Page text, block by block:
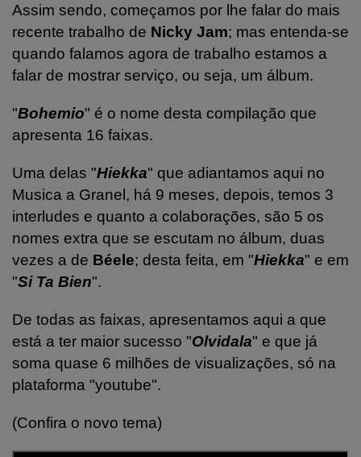
Assim sendo, começamos por lhe falar do mais
recente trabalho de Nicky Jam; mas entenda-se
quando falamos agora de trabalho estamos a
falar de mostrar serviço, ou seja, um álbum.
"Bohemio" é o nome desta compilação que
apresenta 16 faixas.
Uma delas "Hiekka" que adiantamos aqui no
Musica a Granel, há 9 meses, depois, temos 3
interludes e quanto a colaborações, são 5 os
nomes extra que se escutam no álbum, duas
vezes a de Béele; desta feita, em "Hiekka" e em
"Si Ta Bien".
De todas as faixas, apresentamos aqui a que
está a ter maior sucesso "Olvidala" e que já
soma quase 6 milhões de visualizações, só na
plataforma "youtube".
(Confira o novo tema)